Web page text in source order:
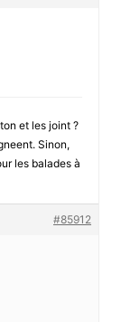
et les joint ?
Sinon,
les balades à
#85912